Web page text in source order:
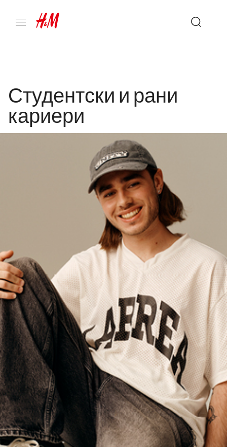
Студентски и рани
кариери